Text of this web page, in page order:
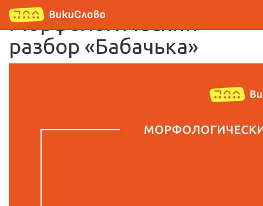
Морфологический
разбор «Бабачька»